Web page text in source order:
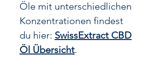
Öle mit unterschiedlichen
Konzentrationen findest
du hier: SwissExtract CBD
Öl Übersicht.